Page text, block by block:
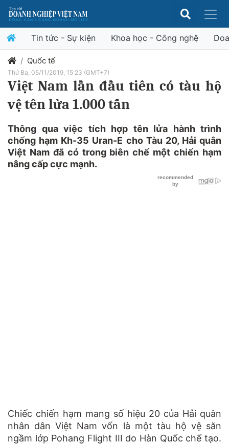
Tin tức - Sự kiện Khoa học - Công nghệ
Quốc tế
Thứ Ba, 05/11/2019, 15:23 (GMT+7)
Việt Nam lần đầu tiên có tàu hộ
vệ tên lửa 1.000 tấn
Thông qua việc tích hợp tên lửa hành trình
chống hạm Kh-35 Uran-E cho Tàu 20, Hải quân
Việt Nam đã có trong biên chế một chiến hạm
nâng cấp cực mạnh.
Chiếc chiến hạm mang số hiệu 20 của Hải quân
nhân dân Việt Nam vốn là một tàu hộ vệ săn
ngầm lớp Pohang Flight III do Hàn Quốc chế tạo.